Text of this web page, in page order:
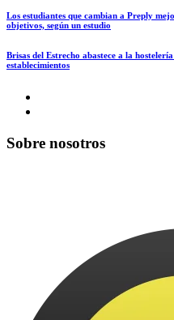
Los estudiantes que cambian a Preply
objetivos, según un estudio
Brisas del Estrecho abastece a la
establecimientos
Sobre nosotros